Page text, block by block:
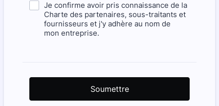
Je confirme avoir pris connaissance de la
Charte des partenaires, sous-traitants et
fournisseurs et j'y adhère au nom de
mon entreprise.
Soumettre